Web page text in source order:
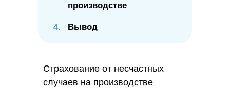
производстве
4. Вывод
Страхование от несчастных
случаев на производстве